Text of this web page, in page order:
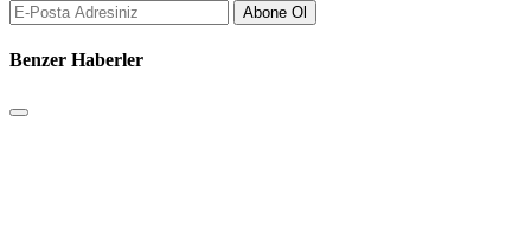
Abone Ol
Benzer Haberler